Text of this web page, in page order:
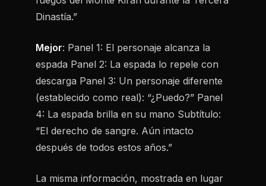
Dinastía.”
Mejor: Panel 1: El personaje alcanza la
espada Panel 2: La espada lo repele con
descarga Panel 3: Un personaje diferente
(establecido como real): “¿Puedo?” Panel
4: La espada brilla en su mano Subtítulo:
“El derecho de sangre. Aún intacto
después de todos estos años.”
La misma información, mostrada en lugar